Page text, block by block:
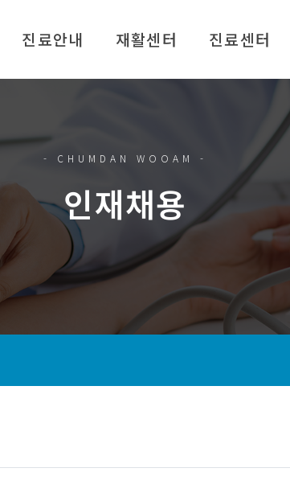
진료안내
24시간공동간병
비급여진료비
재활센터
로봇재활
신경계도수치료
특수작업치료
연하장애치료
전산화인지치료
언어재활치료
진료센터
한방진료
정형도수치료센터
- CHUMDAN WOOAM -
인재채용